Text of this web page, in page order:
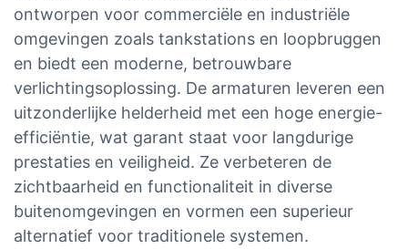
ontworpen voor commerciële en industriële
omgevingen zoals tankstations en loopbruggen
en biedt een moderne, betrouwbare
verlichtingsoplossing. De armaturen leveren een
uitzonderlijke helderheid met een hoge energie-
efficiëntie, wat garant staat voor langdurige
prestaties en veiligheid. Ze verbeteren de
zichtbaarheid en functionaliteit in diverse
buitenomgevingen en vormen een superieur
alternatief voor traditionele systemen.